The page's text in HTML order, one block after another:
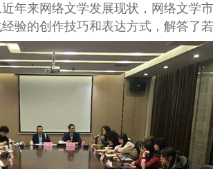
年来网络文学发展现状，网络文学
验的创作技巧和表达方式，解答了